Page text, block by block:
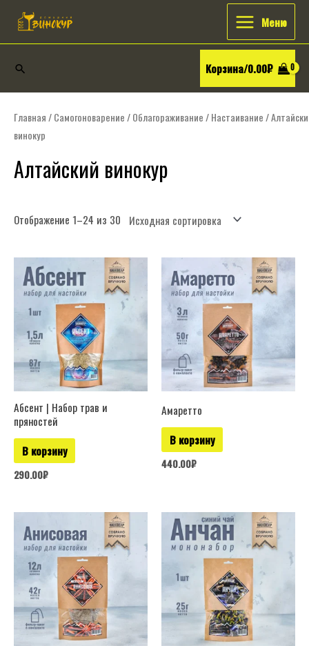
Перейти
содержимому
Main
Menu
Меню
Поиск Корзина/0.00₽
Главная/Самогоноварение/Облагораживание/Настаивание/
винокур
Алтайский винокур
Отображение 1–24 из 30
Абсент | Набор трав и
пряностей
В корзину
290.00₽
Амаретто
В корзину
440.00₽
Искать: